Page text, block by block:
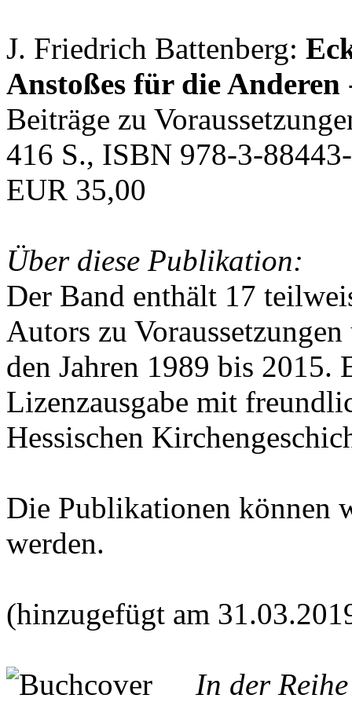
J. Friedrich Battenberg:
Anstoßes für die Anderen
Beiträge zu
416 S., ISBN 978-3-
EUR 35,00
Über diese Publikation:
Der Band enthält 17
Autors zu
den Jahren 1989 bis 2015.
Lizenzausgabe mit
Hessischen
Die Publikationen können
werden.
(hinzugefügt am
In der